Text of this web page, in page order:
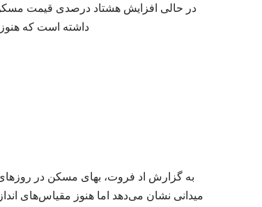
در حالی افزایش هشتاد درصدی قیمت
داشته است که
به گزارش اد فروت، بهای مسکن در
میدانی نشان می‌دهد اما هنوز مقیاس‌های